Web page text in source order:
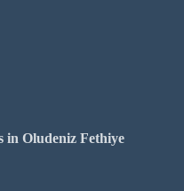
in Oludeniz Fethiye